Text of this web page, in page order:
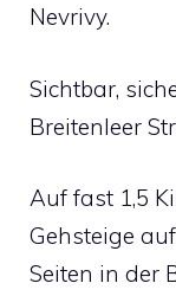
Nevrivy.
Sichtbar,
Breitenleer
Auf fast 1,5
Gehsteige
Seiten in der